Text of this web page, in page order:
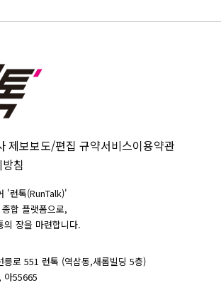
제보보도/편집 규약서비스이용약관
침
'런톡(RunTalk)'
합 플랫폼으로,
의 장을 마련합니다.
릉로 551 런톡 (역삼동,새롬빌딩 5층)
아55665